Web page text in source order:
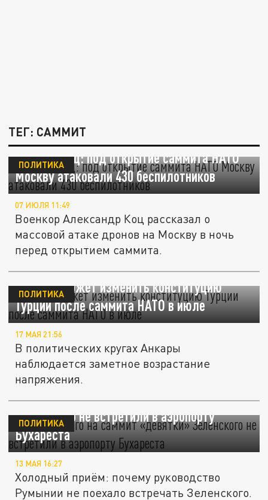
ТЕГ: САММИТ
Военкор Коц: под открытие саммита НАТО
Москву атаковали 430 беспилотников
ПОЛИТИКА
07 ИЮЛЯ 11:49
Военкор Александр Коц рассказал о
массовой атаке дронов на Москву в ночь
перед открытием саммита.
Эрдоган может изменить конституцию
Турции после саммита НАТО в июле
ПОЛИТИКА
17 МАЯ 21:56
В политических кругах Анкары
наблюдается заметное возрастание
напряжения.
Прилетевшего на саммит «девятки»
Зеленского не встретили в аэропорту
Бухареста
ПОЛИТИКА
13 МАЯ 16:27
Холодный приём: почему руководство
Румынии не поехало встречать Зеленского.